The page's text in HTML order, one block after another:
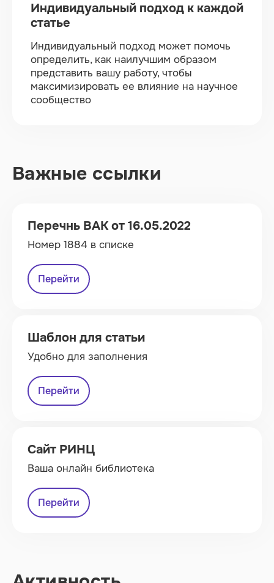
Индивидуальный подход к каждой
статье
Индивидуальный подход может помочь
определить, как наилучшим образом
представить вашу работу, чтобы
максимизировать ее влияние на научное
сообщество
Важные ссылки
Перечнь ВАК от 16.05.2022
Номер 1884 в списке
Перейти
Шаблон для статьи
Удобно для заполнения
Перейти
Сайт РИНЦ
Ваша онлайн библиотека
Перейти